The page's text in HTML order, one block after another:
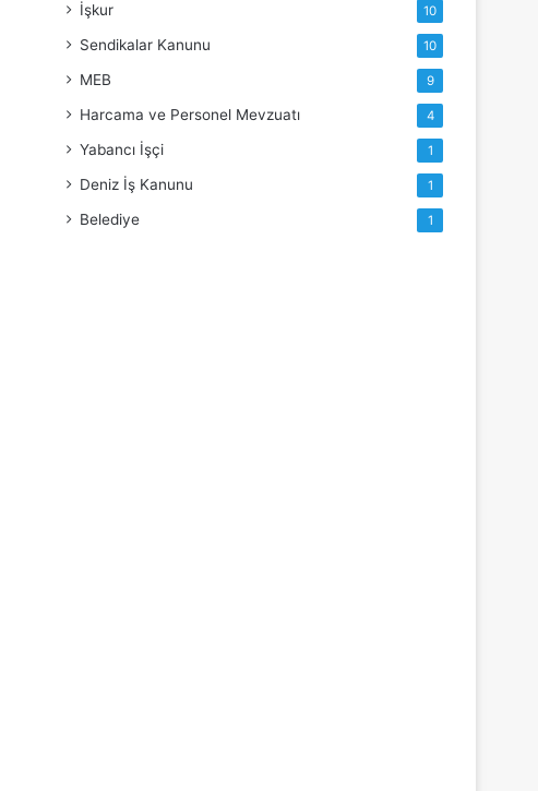
İşkur 10
Sendikalar Kanunu 10
MEB 9
Harcama ve Personel Mevzuatı 4
Yabancı İşçi 1
Deniz İş Kanunu 1
Belediye 1